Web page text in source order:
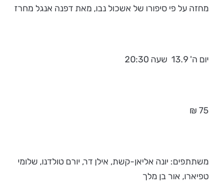
מחזה על פי סיפורו של אשכול נבו, מאת דפנה אנגל מחרז
יום ה' 13.9 שעה 20:30
75 ₪
משתתפים: יונה אליאן-קשת, אילן דר, יורם טולדנו, שלומי
טפיארו, אור בן מלך